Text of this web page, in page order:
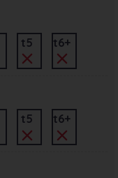
t5 t6+
t5 t6+